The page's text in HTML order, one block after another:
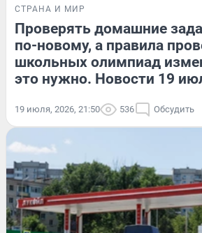
СТРАНА И МИР
Проверять домашние
по-новому, а правила
школьных олимпиад
это нужно. Новости 19
19 июля, 2026, 21:50 536 Обсудить